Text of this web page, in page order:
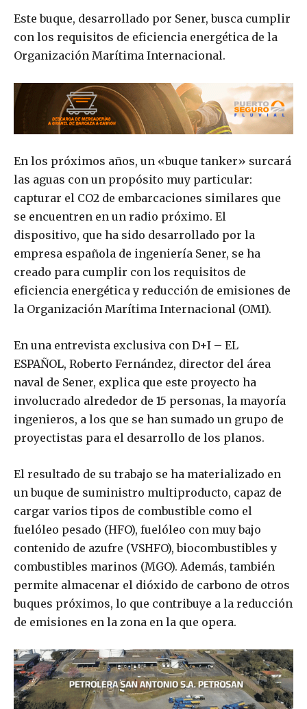
Este buque, desarrollado por Sener, busca cumplir
con los requisitos de eficiencia energética de la
Organización Marítima Internacional.
En los próximos años, un «buque tanker» surcará
las aguas con un propósito muy particular:
capturar el CO2 de embarcaciones similares que
se encuentren en un radio próximo. El
dispositivo, que ha sido desarrollado por la
empresa española de ingeniería Sener, se ha
creado para cumplir con los requisitos de
eficiencia energética y reducción de emisiones de
la Organización Marítima Internacional (OMI).
En una entrevista exclusiva con D+I – EL
ESPAÑOL, Roberto Fernández, director del área
naval de Sener, explica que este proyecto ha
involucrado alrededor de 15 personas, la mayoría
ingenieros, a los que se han sumado un grupo de
proyectistas para el desarrollo de los planos.
El resultado de su trabajo se ha materializado en
un buque de suministro multiproducto, capaz de
cargar varios tipos de combustible como el
fuelóleo pesado (HFO), fuelóleo con muy bajo
contenido de azufre (VSHFO), biocombustibles y
combustibles marinos (MGO). Además, también
permite almacenar el dióxido de carbono de otros
buques próximos, lo que contribuye a la reducción
de emisiones en la zona en la que opera.